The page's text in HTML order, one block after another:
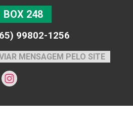
BOX 248
99802-1256
MENSAGEM PELO SITE